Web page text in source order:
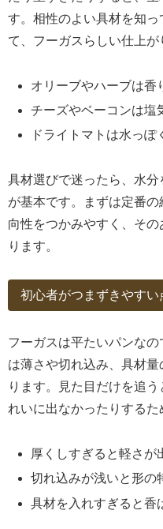
す。相性のよい具材を知
て、フーガスらしい仕上が
オリーブやハーブは香
チーズやベーコンは塩
ドライトマトは水っ
具材選びで迷ったら、水
が基本です。まずは定番
向性をつかみやすく、そ
ります。
初心者がつまずきやすい
フーガスは平たいパンな
は薄さや切れ込み、具材
ります。見た目だけを追
れいに出なかったりするた
厚くしすぎると軽さが
切れ込みが浅いと形の
具材を入れすぎると香